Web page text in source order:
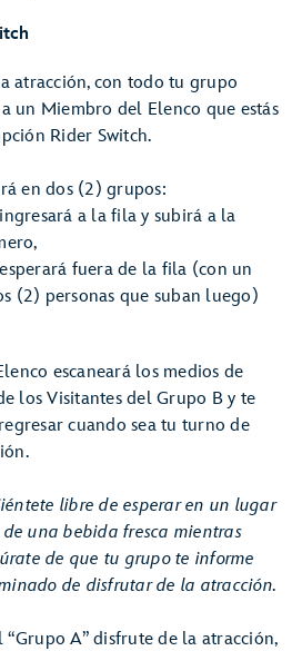
atracción, con todo tu grupo
un Miembro del Elenco que estás
Rider Switch.
en dos (2) grupos:
a la fila y subirá a la
fuera de la fila (con un
(2) personas que suban luego)
escaneará los medios de
los Visitantes del Grupo B y te
cuando sea tu turno de
libre de esperar en un lugar
una bebida fresca mientras
de que tu grupo te informe
de disfrutar de la atracción.
“Grupo A” disfrute de la atracción,